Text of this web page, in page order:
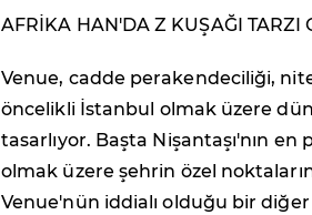
AFRİKA HAN'DA Z KUŞAĞI TARZI
Venue, cadde perakendeciliği,
öncelikli İstanbul olmak üzere
tasarlıyor. Başta Nişantaşı'nın
olmak üzere şehrin özel
Venue'nün iddialı olduğu bir